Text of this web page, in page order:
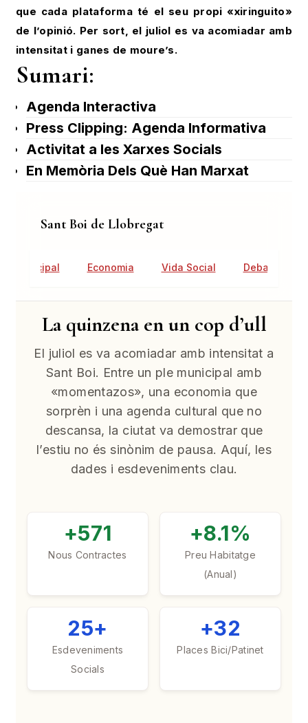
que cada plataforma té el seu propi «xiringuito»
de l’opinió. Per sort, el juliol es va acomiadar amb
intensitat i ganes de moure’s.
Sumari:
Agenda Interactiva
Press Clipping: Agenda Informativa
Activitat a les Xarxes Socials
En Memòria Dels Què Han Marxat
Sant Boi de Llobregat
Municipal Economia Vida Social Debat Públic
La quinzena en un cop d’ull
El juliol es va acomiadar amb intensitat a
Sant Boi. Entre un ple municipal amb
«momentazos», una economia que
sorprèn i una agenda cultural que no
descansa, la ciutat va demostrar que
l’estiu no és sinònim de pausa. Aquí, les
dades i esdeveniments clau.
+571
Nous Contractes
+8.1%
Preu Habitatge
(Anual)
25+
Esdeveniments
Socials
+32
Places Bici/Patinet